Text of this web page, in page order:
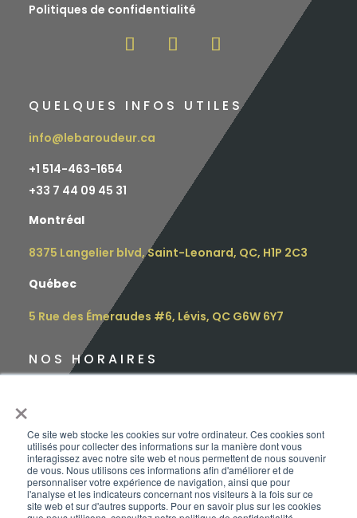
×
Ce site web stocke les cookies sur votre ordinateur. Ces cookies sont
utilisés pour collecter des informations sur la manière dont vous
interagissez avec notre site web et nous permettent de nous souvenir
de vous. Nous utilisons ces informations afin d'améliorer et de
personnaliser votre expérience de navigation, ainsi que pour
l'analyse et les indicateurs concernant nos visiteurs à la fois sur ce
site web et sur d'autres supports. Pour en savoir plus sur les cookies
Politiques de confidentialité
QUELQUES INFOS UTILES
info@lebaroudeur.ca
+1 514-463-1654
+33 7 44 09 45 31
Montréal
8375 Langelier blvd, Saint-Leonard, QC, H1P 2C3
Québec
5 Rue des Émeraudes #6, Lévis, QC G6W 6Y7
NOS HORAIRES
Mercredi : 12h – 17h
Jeudi : 10h – 18h